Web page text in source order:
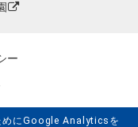
めにGoogle Analyticsを
ー